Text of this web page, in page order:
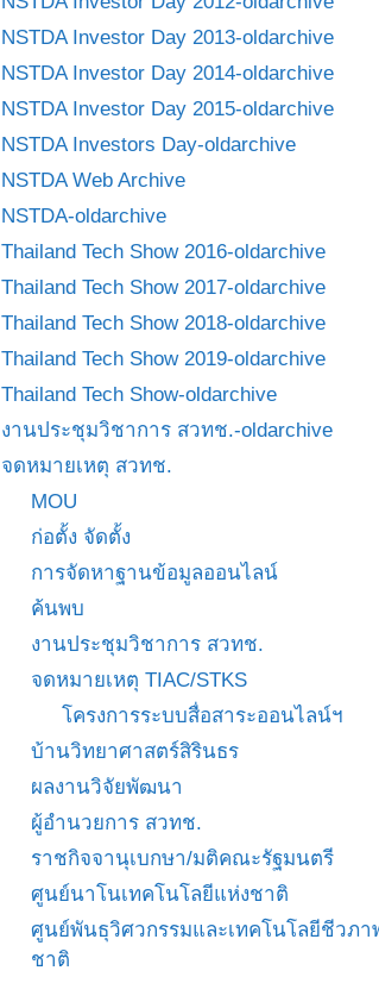
NSTDA Investor Day 2013-oldarchive
NSTDA Investor Day 2014-oldarchive
NSTDA Investor Day 2015-oldarchive
NSTDA Investors Day-oldarchive
NSTDA Web Archive
NSTDA-oldarchive
Thailand Tech Show 2016-oldarchive
Thailand Tech Show 2017-oldarchive
Thailand Tech Show 2018-oldarchive
Thailand Tech Show 2019-oldarchive
Thailand Tech Show-oldarchive
งานประชุมวิชาการ สวทช.-oldarchive
จดหมายเหตุ สวทช.
MOU
ก่อตั้ง จัดตั้ง
การจัดหาฐานข้อมูลออนไลน์
ค้นพบ
งานประชุมวิชาการ สวทช.
จดหมายเหตุ TIAC/STKS
โครงการระบบสื่อสาระออนไลน์ฯ
บ้านวิทยาศาสตร์สิรินธร
ผลงานวิจัยพัฒนา
ผู้อำนวยการ สวทช.
ราชกิจจานุเบกษา/มติคณะรัฐมนตรี
ศูนย์นาโนเทคโนโลยีแห่งชาติ
ศูนย์พันธุวิศวกรรมและเทคโนโลยีชีวภา
ชาติ